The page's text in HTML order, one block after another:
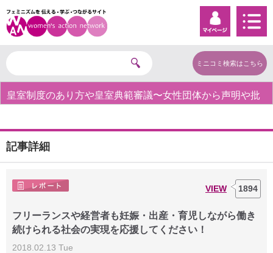
ミニコミ検索はこちら
皇室制度のあり方や皇室典範審議〜女性団体から声明や批
記事詳細
VIEW 1894
フリーランスや経営者も妊娠・出産・育児しながら働き
続けられる社会の実現を応援してください！
2018.02.13 Tue